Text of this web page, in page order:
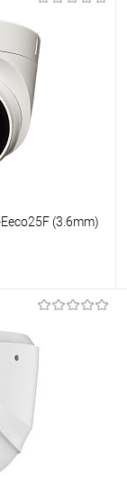
(3.6mm)
В наличии